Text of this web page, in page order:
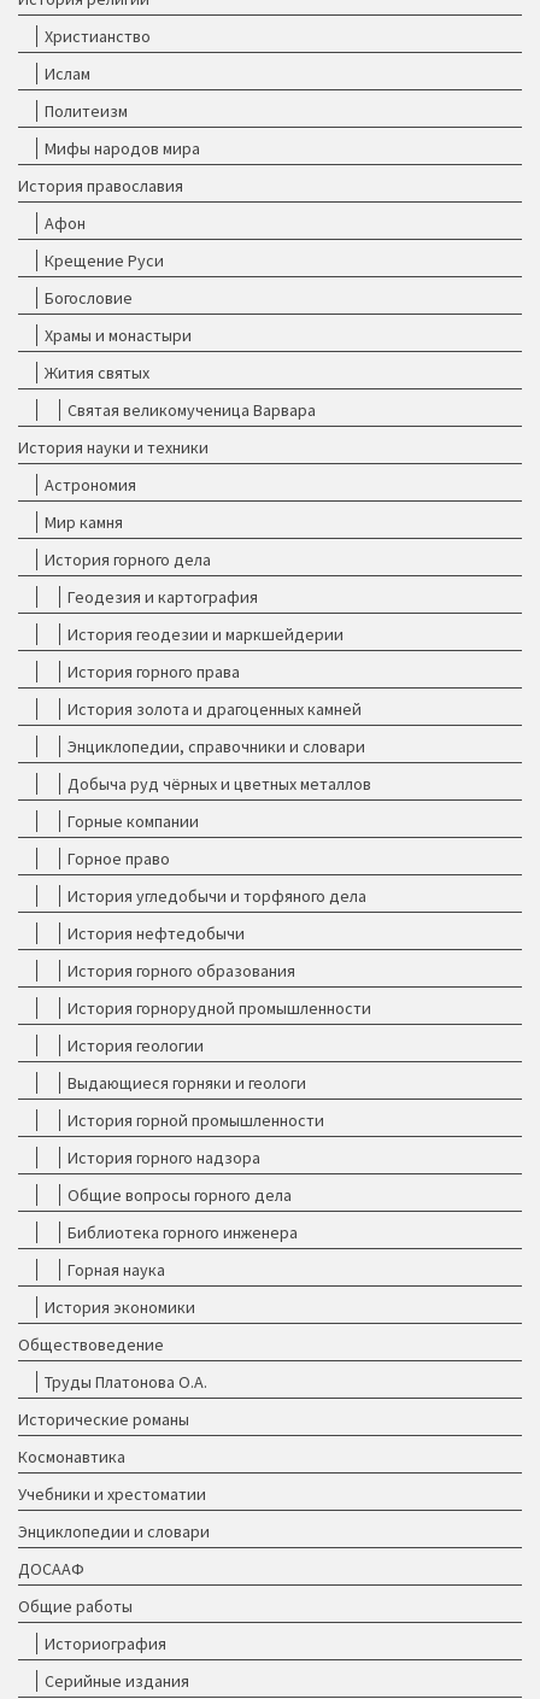
Христианство
Ислам
Политеизм
Мифы народов мира
История православия
Афон
Крещение Руси
Богословие
Храмы и монастыри
Жития святых
Святая великомученица Варвара
История науки и техники
Астрономия
Мир камня
История горного дела
Геодезия и картография
История геодезии и маркшейдерии
История горного права
История золота и драгоценных камней
Энциклопедии, справочники и словари
Добыча руд чёрных и цветных металлов
Горные компании
Горное право
История угледобычи и торфяного дела
История нефтедобычи
История горного образования
История горнорудной промышленности
История геологии
Выдающиеся горняки и геологи
История горной промышленности
История горного надзора
Общие вопросы горного дела
Библиотека горного инженера
Горная наука
История экономики
Обществоведение
Труды Платонова О.А.
Исторические романы
Космонавтика
Учебники и хрестоматии
Энциклопедии и словари
ДОСААФ
Общие работы
Историография
Серийные издания